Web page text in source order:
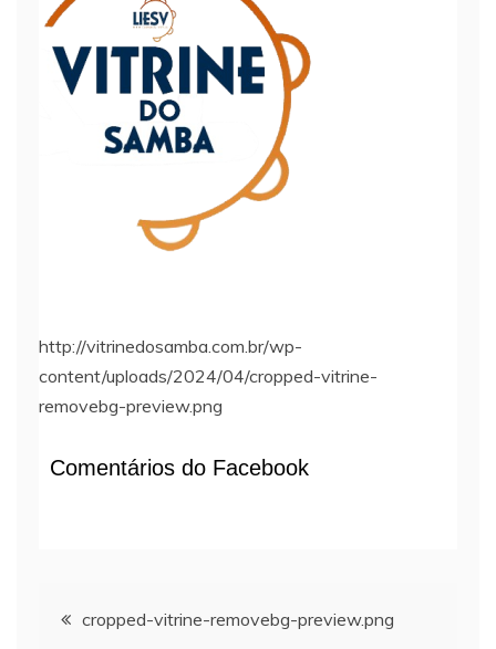
http://vitrinedosamba.com.br/wp-
content/uploads/2024/04/cropped-vitrine-
removebg-preview.png
Comentários do Facebook
Navegação
cropped-vitrine-removebg-preview.png